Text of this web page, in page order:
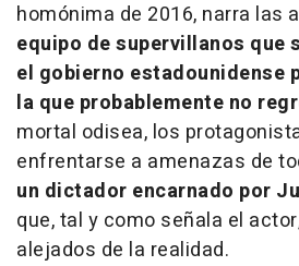
homónima de 2016, narra las
equipo de supervillanos que
el gobierno estadounidense
la que probablemente no
mortal odisea, los
enfrentarse a amenazas de
un dictador encarnado por
que, tal y como señala el
alejados de la realidad.